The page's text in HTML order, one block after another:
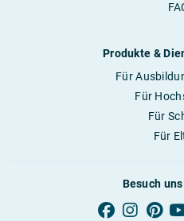
Produkte &
Für
Für
Für
Für
Besuch